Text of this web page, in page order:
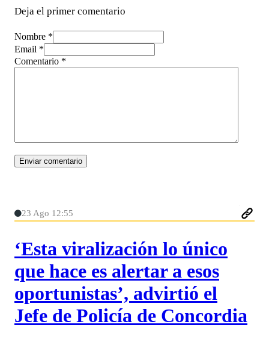
Deja el primer comentario
Nombre *
Email *
Comentario *
23 Ago 12:55
‘Esta viralización lo único
que hace es alertar a esos
oportunistas’, advirtió el
Jefe de Policía de Concordia